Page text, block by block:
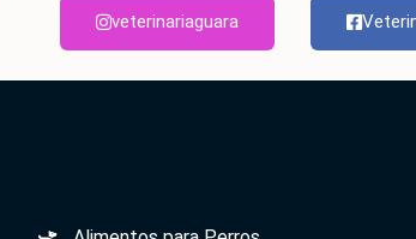
veterinariaguara